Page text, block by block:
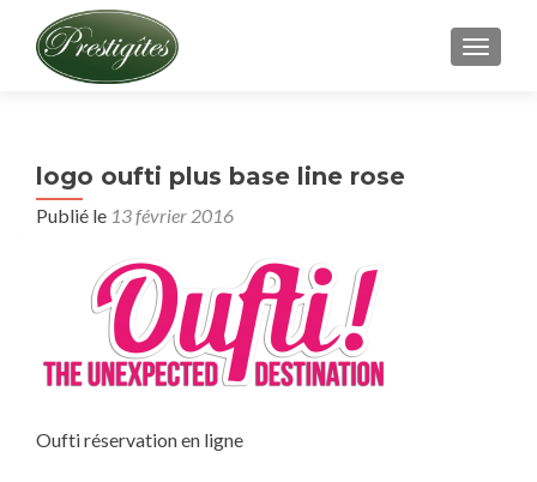
logo oufti plus base line rose
Publié le 13 février 2016
Oufti réservation en ligne